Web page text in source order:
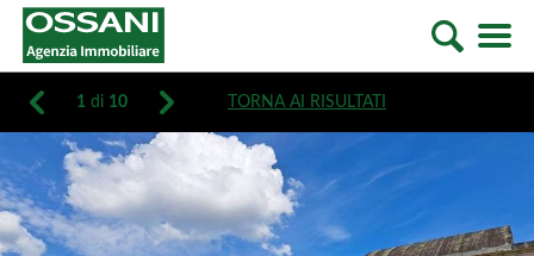
1 di 10 TORNA AI RISULTATI